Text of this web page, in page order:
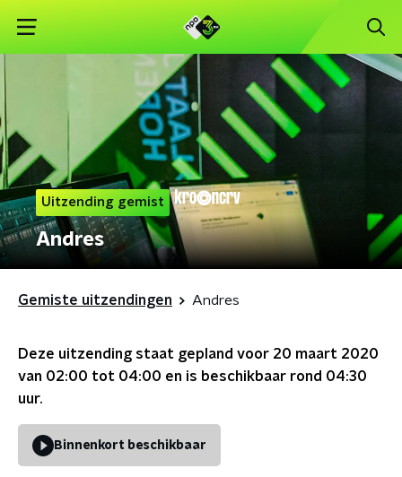
Uitzending gemist
Andres
Gemiste uitzendingen Andres
Deze uitzending staat gepland voor 20 maart 2020
van 02:00 tot 04:00 en is beschikbaar rond 04:30
uur.
Binnenkort beschikbaar